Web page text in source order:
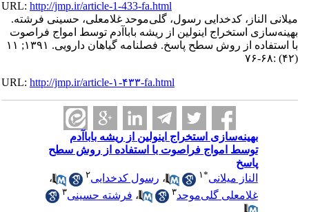
URL:http://jmp.ir/article-1-433-fa.html
الناز، کدخدایی رسول، گلی‌موحد غلامعلی، حسینی فرشته.
استخراج اینولین از ریشه باباآدم توسط امواج فراصوت
با استفاده از روش سطح پاسخ. فصلنامه گياهان دارویی. ۱۳۹۱; ۱۱
URL:http://jmp.ir/article-۱-۴۳۳-fa.html
بهینه‌سازی استخراج اینولین از ریشه باباآدم
توسط امواج فراصوت با استفاده از روش سطح
پاسخ
الناز میلانی*۱ ،رسول کدخدایی۲
،
غلامعلی گلی‌موحد
،فرشته حسینی